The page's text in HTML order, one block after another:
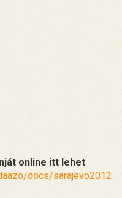
online itt lehet
docs/sarajevo2012